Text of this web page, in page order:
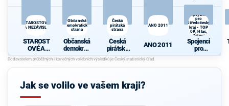
STAROSTOVÉ
A NEZÁVISLÍ
STAROST
OVÉ A
NEZÁVISL
Í
Občanská
demokratická
strana
Občanská
demokrati
cká strana
Česká
pirátská
strana
Česká
pirátská
strana
ANO 2011
ANO 2011
Spojenci
pro
Středočeský
kraj - TOP
09, Hlas,
Zelení
Spojenci
pro
Středočes
TOP 09,
Jak se volilo ve vašem kraji?